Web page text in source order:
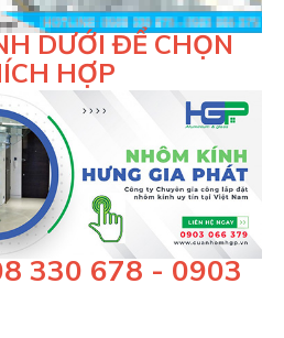
DƯỚI ĐỂ CHỌN
HỢP
330 678 - 0903